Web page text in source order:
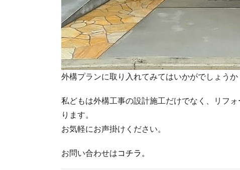
外構プランに取り入れてみてはいかがでしょうか
私どもは外構工事の設計施工だけでなく、リフ
ります。
お気軽にお声掛けください。
お問い合わせはコチラ。